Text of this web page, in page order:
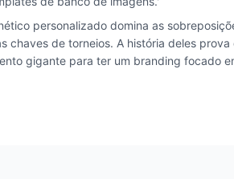
personalizado domina as
chaves de torneios. A história deles
gigante para ter um branding focado